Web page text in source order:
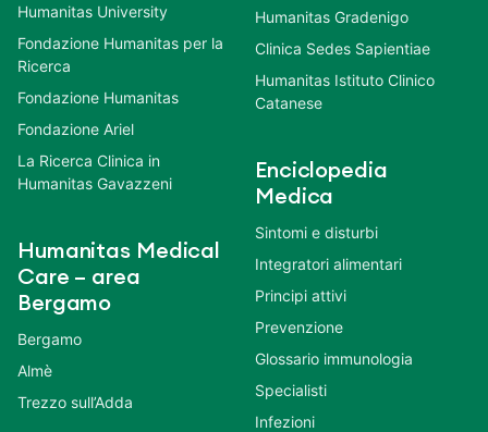
Humanitas University
Fondazione Humanitas per la
Ricerca
Fondazione Humanitas
Fondazione Ariel
La Ricerca Clinica in
Humanitas Gavazzeni
Humanitas Medical
Care – area
Bergamo
Bergamo
Almè
Trezzo sull’Adda
Humanitas Gradenigo
Clinica Sedes Sapientiae
Humanitas Istituto Clinico
Catanese
Enciclopedia
Medica
Sintomi e disturbi
Integratori alimentari
Principi attivi
Prevenzione
Glossario immunologia
Specialisti
Infezioni